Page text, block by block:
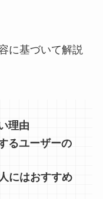
に基づいて解説
理由
るユーザーの
にはおすすめ